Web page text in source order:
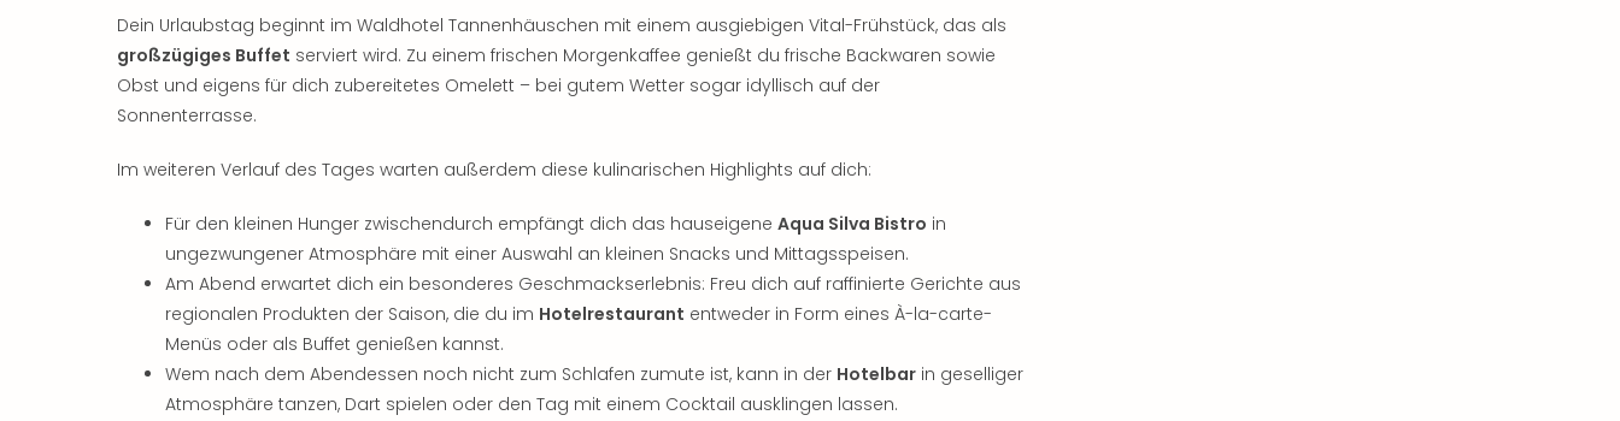
Dein Urlaubstag beginnt im Waldhotel Tannenhäuschen mit einem ausgiebigen Vital-Frühstück, das als
großzügiges Buffet serviert wird. Zu einem frischen Morgenkaffee genießt du frische Backwaren sowie
Obst und eigens für dich zubereitetes Omelett – bei gutem Wetter sogar idyllisch auf der
Sonnenterrasse.
Im weiteren Verlauf des Tages warten außerdem diese kulinarischen Highlights auf dich:
Für den kleinen Hunger zwischendurch empfängt dich das hauseigene Aqua Silva Bistro in
ungezwungener Atmosphäre mit einer Auswahl an kleinen Snacks und Mittagsspeisen.
Am Abend erwartet dich ein besonderes Geschmackserlebnis: Freu dich auf raffinierte Gerichte aus
regionalen Produkten der Saison, die du im Hotelrestaurant entweder in Form eines À-la-carte-
Menüs oder als Buffet genießen kannst.
Wem nach dem Abendessen noch nicht zum Schlafen zumute ist, kann in der Hotelbar in geselliger
Atmosphäre tanzen, Dart spielen oder den Tag mit einem Cocktail ausklingen lassen.